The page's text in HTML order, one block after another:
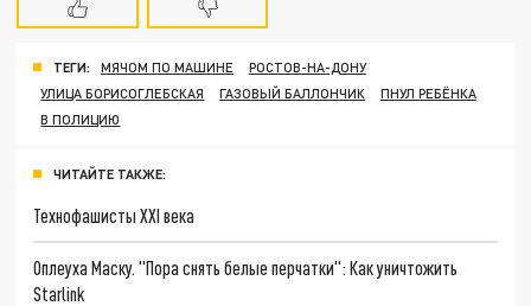
ТЕГИ: МЯЧОМ ПО МАШИНЕ
РОСТОВ-НА-ДОНУ
УЛИЦА БОРИСОГЛЕБСКАЯ
ГАЗОВЫЙ БАЛЛОНЧИК
ПНУЛ РЕБЁНКА
В ПОЛИЦИЮ
ЧИТАЙТЕ ТАКЖЕ:
Технофашисты XXI века
Оплеуха Маску. "Пора снять белые перчатки": Как уничтожить
Starlink